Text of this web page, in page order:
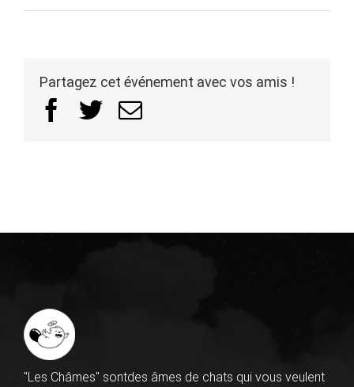
Partagez cet événement avec vos amis !
Facebook
TwitterEmail
"Les Châmes" sontdes âmes de chats qui vous veulent